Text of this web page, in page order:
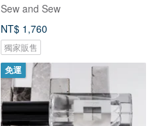
Sew and Sew
NT$ 1,760
獨家販售
免運